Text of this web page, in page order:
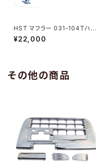
HST マフラー 031-104Tハイ
エース TRH229W 4WD トヨ
タ 本体オールステンレス パイプ
¥22,000
その他の商品